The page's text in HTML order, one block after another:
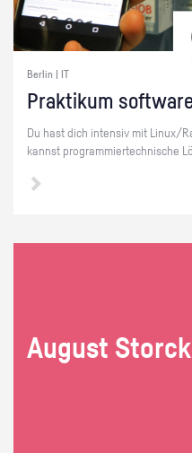
Berlin | IT
Prak­ti­kum
Du hast dich in­ten­siv mit Linux/
kannst pro­gram­mier­tech­ni­sche
Au­gust Storck